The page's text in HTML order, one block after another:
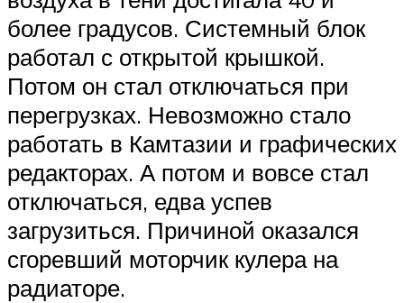
более градусов. Системный блок
работал с открытой крышкой.
Потом он стал отключаться при
перегрузках. Невозможно стало
работать в Камтазии и графических
редакторах. А потом и вовсе стал
отключаться, едва успев
загрузиться. Причиной оказался
сгоревший моторчик кулера на
радиаторе.